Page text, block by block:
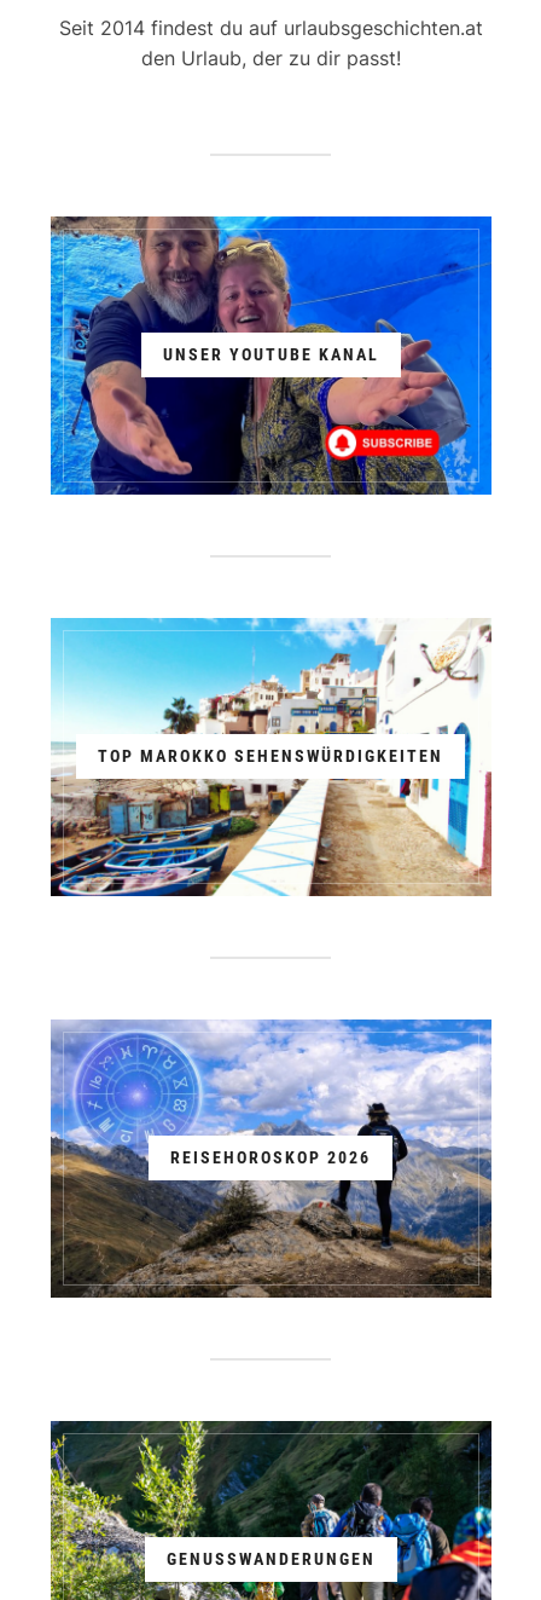
Seit 2014 findest du auf urlaubsgeschichten.at
den Urlaub, der zu dir passt!
UNSER YOUTUBE KANAL
TOP MAROKKO SEHENSWÜRDIGKEITEN
REISEHOROSKOP 2026
GENUSSWANDERUNGEN